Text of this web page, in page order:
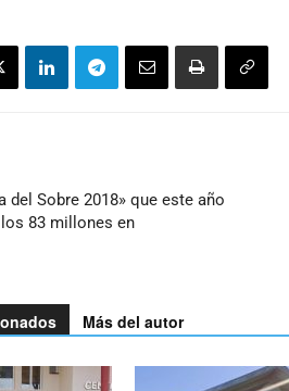
del Sobre 2018» que este año
83 millones en
Más del autor